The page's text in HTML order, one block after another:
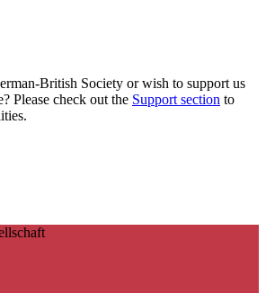
British Society or wish to support us
Please check out the Support section to